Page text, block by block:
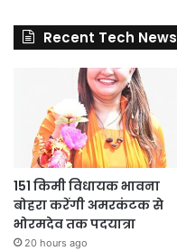
Recent Tech News
151 किमी विधायक भावना
बोहरा करेंगी अमरकंटक से
भोरमदेव तक पदयात्रा
20 hours ago